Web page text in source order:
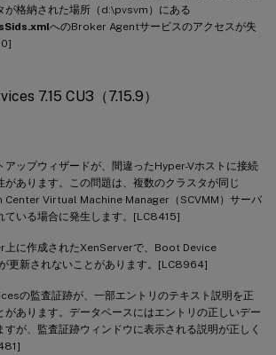
が格納された場所（d:\pvsvm）にある
へのBroker Agentサービスのアクセスが失
7.15 CU3（7.15.9）
ップウィザードが、間違ったHyper-Vホストに接続
があります。この問題は、複数のクラスタが同じ
Virtual Machine Manager（SCVMM）サーバ
ている場合に発生します。[LC8415]
上に作成されたXenServerで、Boot Device
更新されないことがあります。[LC8964]
の監査証跡が、一部エントリのテキスト説明を正
があります。データベースにはエントリの正しいデー
すが、監査証跡ウィンドウに表示される説明が正しく